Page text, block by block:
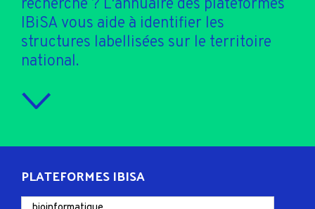
recherche ? L'annuaire des plateformes
IBiSA vous aide à identifier les
structures labellisées sur le territoire
national.
PLATEFORMES IBISA